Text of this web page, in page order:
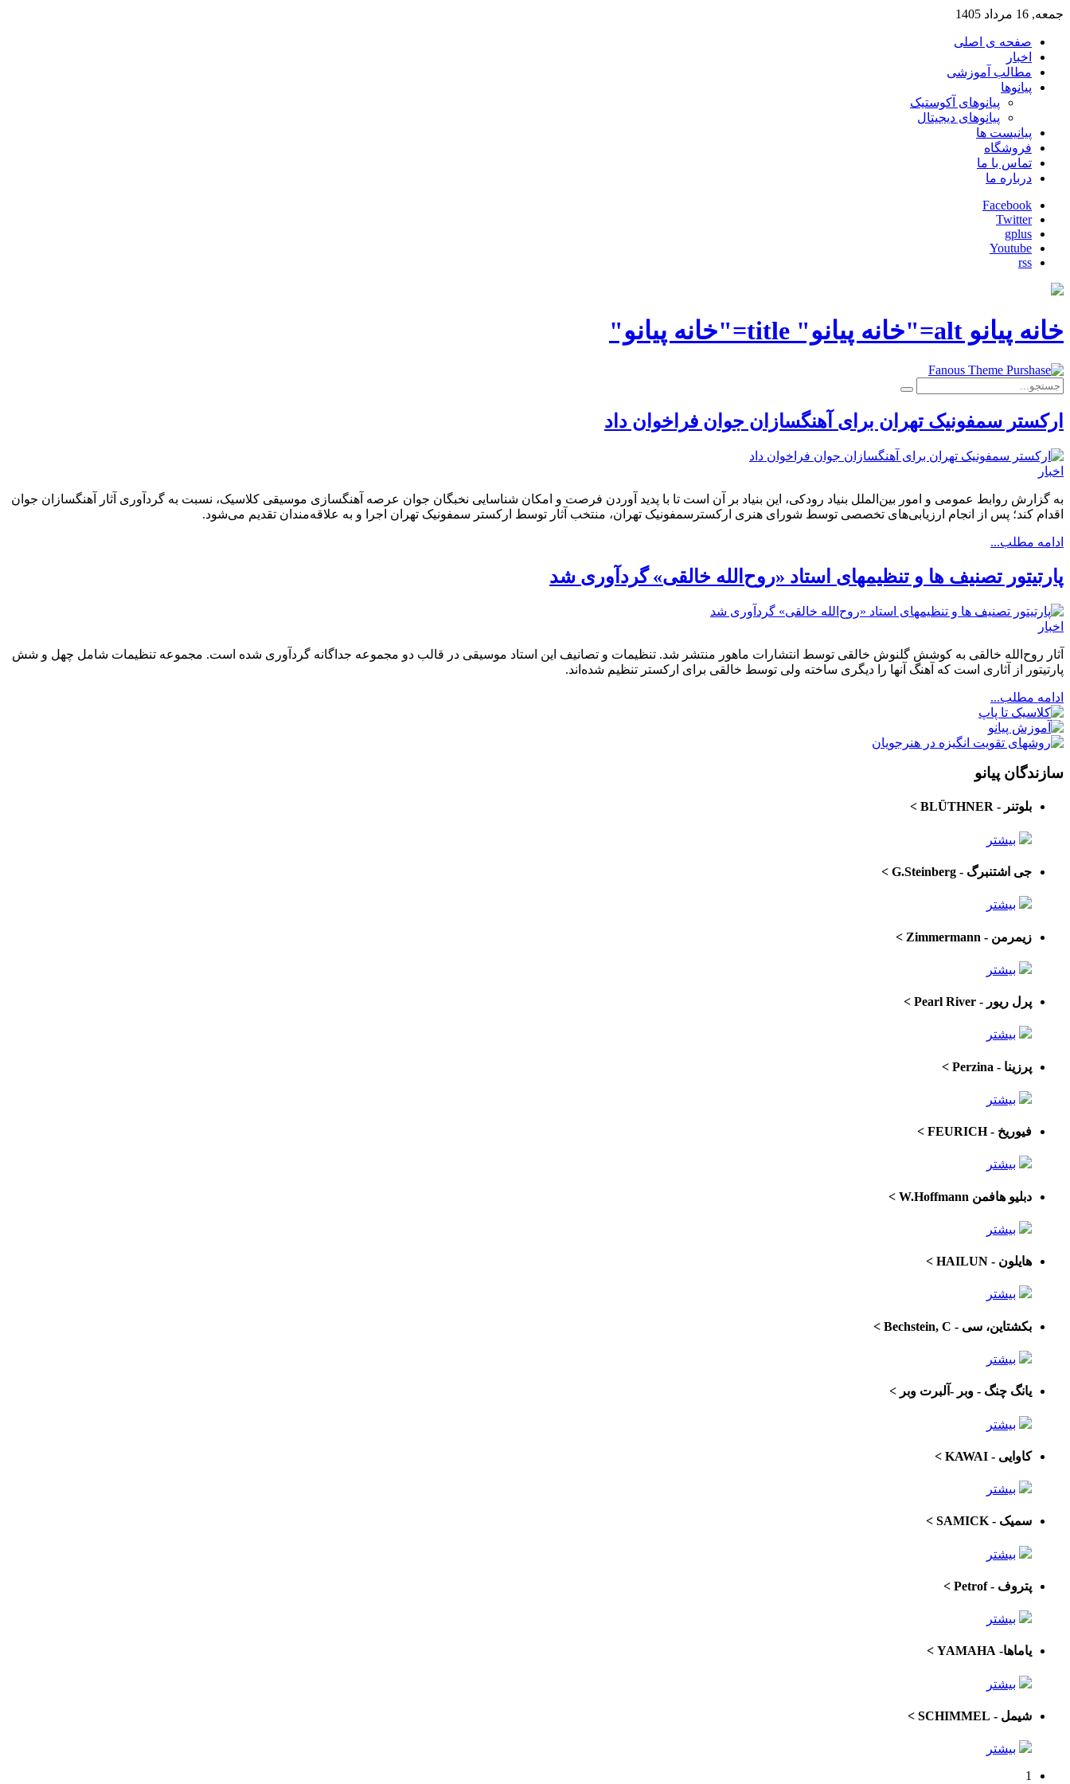
جمعه, 16 مرداد 1405
صفحه ی اصلی
اخبار
مطالب آموزشی
پیانوها
پیانوهای آکوستیک
پیانوهای دیجیتال
پیانیست ها
فروشگاه
تماس با ما
درباره ما
Facebook
Twitter
gplus
Youtube
rss
خانه پیانو alt="خانه پیانو" title="خانه پیانو"
ارکستر سمفونیک تهران برای آهنگسازان جوان فراخوان داد
اخبار
به گزارش روابط عمومی و امور بین‌الملل بنیاد رودکی، این بنیاد بر آن است تا با پدید آوردن فرصت و امکان شناسایی نخبگان جوان عرصه آهنگسازی موسیقی کلاسیک، نسبت به گردآوری آثار آهنگسازان جوان
اقدام کند؛ پس از انجام ارزیابی‌های تخصصی توسط شورای هنری ارکسترسمفونیک تهران، منتخب آثار توسط ارکستر سمفونیک تهران اجرا و به علاقه‌مندان تقدیم می‌شود.
ادامه مطلب...
پارتیتور تصنیف ها و تنظیمهای استاد «روح‌الله خالقی» گردآوری شد
اخبار
آثار روح‌الله خالقی به کوشش گلنوش خالقی توسط انتشارات ماهور منتشر شد. تنظیمات و تصانیف این استاد موسیقی در قالب دو مجموعه جداگانه گردآوری شده است. مجموعه تنظیمات شامل چهل و شش
پارتیتور از آثاری است که آهنگ آنها را دیگری ساخته ولی توسط خالقی برای ارکستر تنظیم شده‌اند.
ادامه مطلب...
سازندگان پیانو
بلوتنر - BLÜTHNER >
بیشتر
جی اشتنبرگ - G.Steinberg >
بیشتر
زیمرمن - Zimmermann >
بیشتر
پرل ریور - Pearl River >
بیشتر
پرزینا - Perzina >
بیشتر
فیوریخ - FEURICH >
بیشتر
دبلیو هافمن W.Hoffmann >
بیشتر
هایلون - HAILUN >
بیشتر
بکشتاین، سی - Bechstein, C >
بیشتر
یانگ چنگ - وبر -آلبرت وبر >
بیشتر
کاوایی - KAWAI >
بیشتر
سمیک - SAMICK >
بیشتر
پتروف - Petrof >
بیشتر
یاماها- YAMAHA >
بیشتر
شیمل - SCHIMMEL >
بیشتر
1